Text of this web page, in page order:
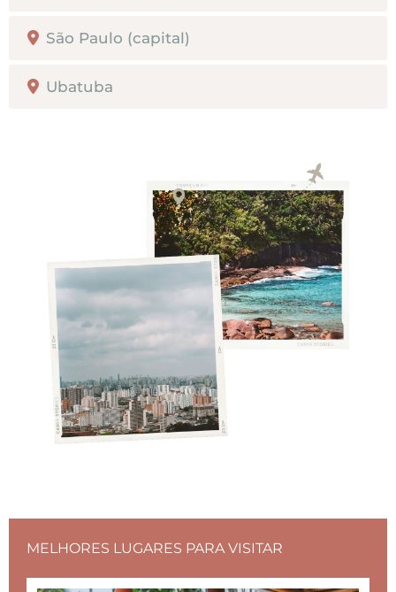
São Paulo (capital)
Ubatuba
MELHORES LUGARES PARA VISITAR